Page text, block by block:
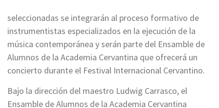
seleccionadas se integrarán al proceso formativo de
instrumentistas especializados en la ejecución de la
música contemporánea y serán parte del Ensamble de
Alumnos de la Academia Cervantina que ofrecerá un
concierto durante el Festival Internacional Cervantino.
Bajo la dirección del maestro Ludwig Carrasco, el
Ensamble de Alumnos de la Academia Cervantina